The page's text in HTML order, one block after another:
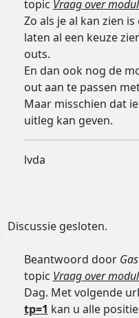
topic Vraag over
Zo als je al kan zien
laten al een keuze
outs.
En dan ook nog de
out aan te passen
Maar misschien dat
uitleg kan geven.
lvda
Discussie gesloten.
Beantwoord door
topic Vraag over
Dag. Met volgende url
tp=1 kan u alle